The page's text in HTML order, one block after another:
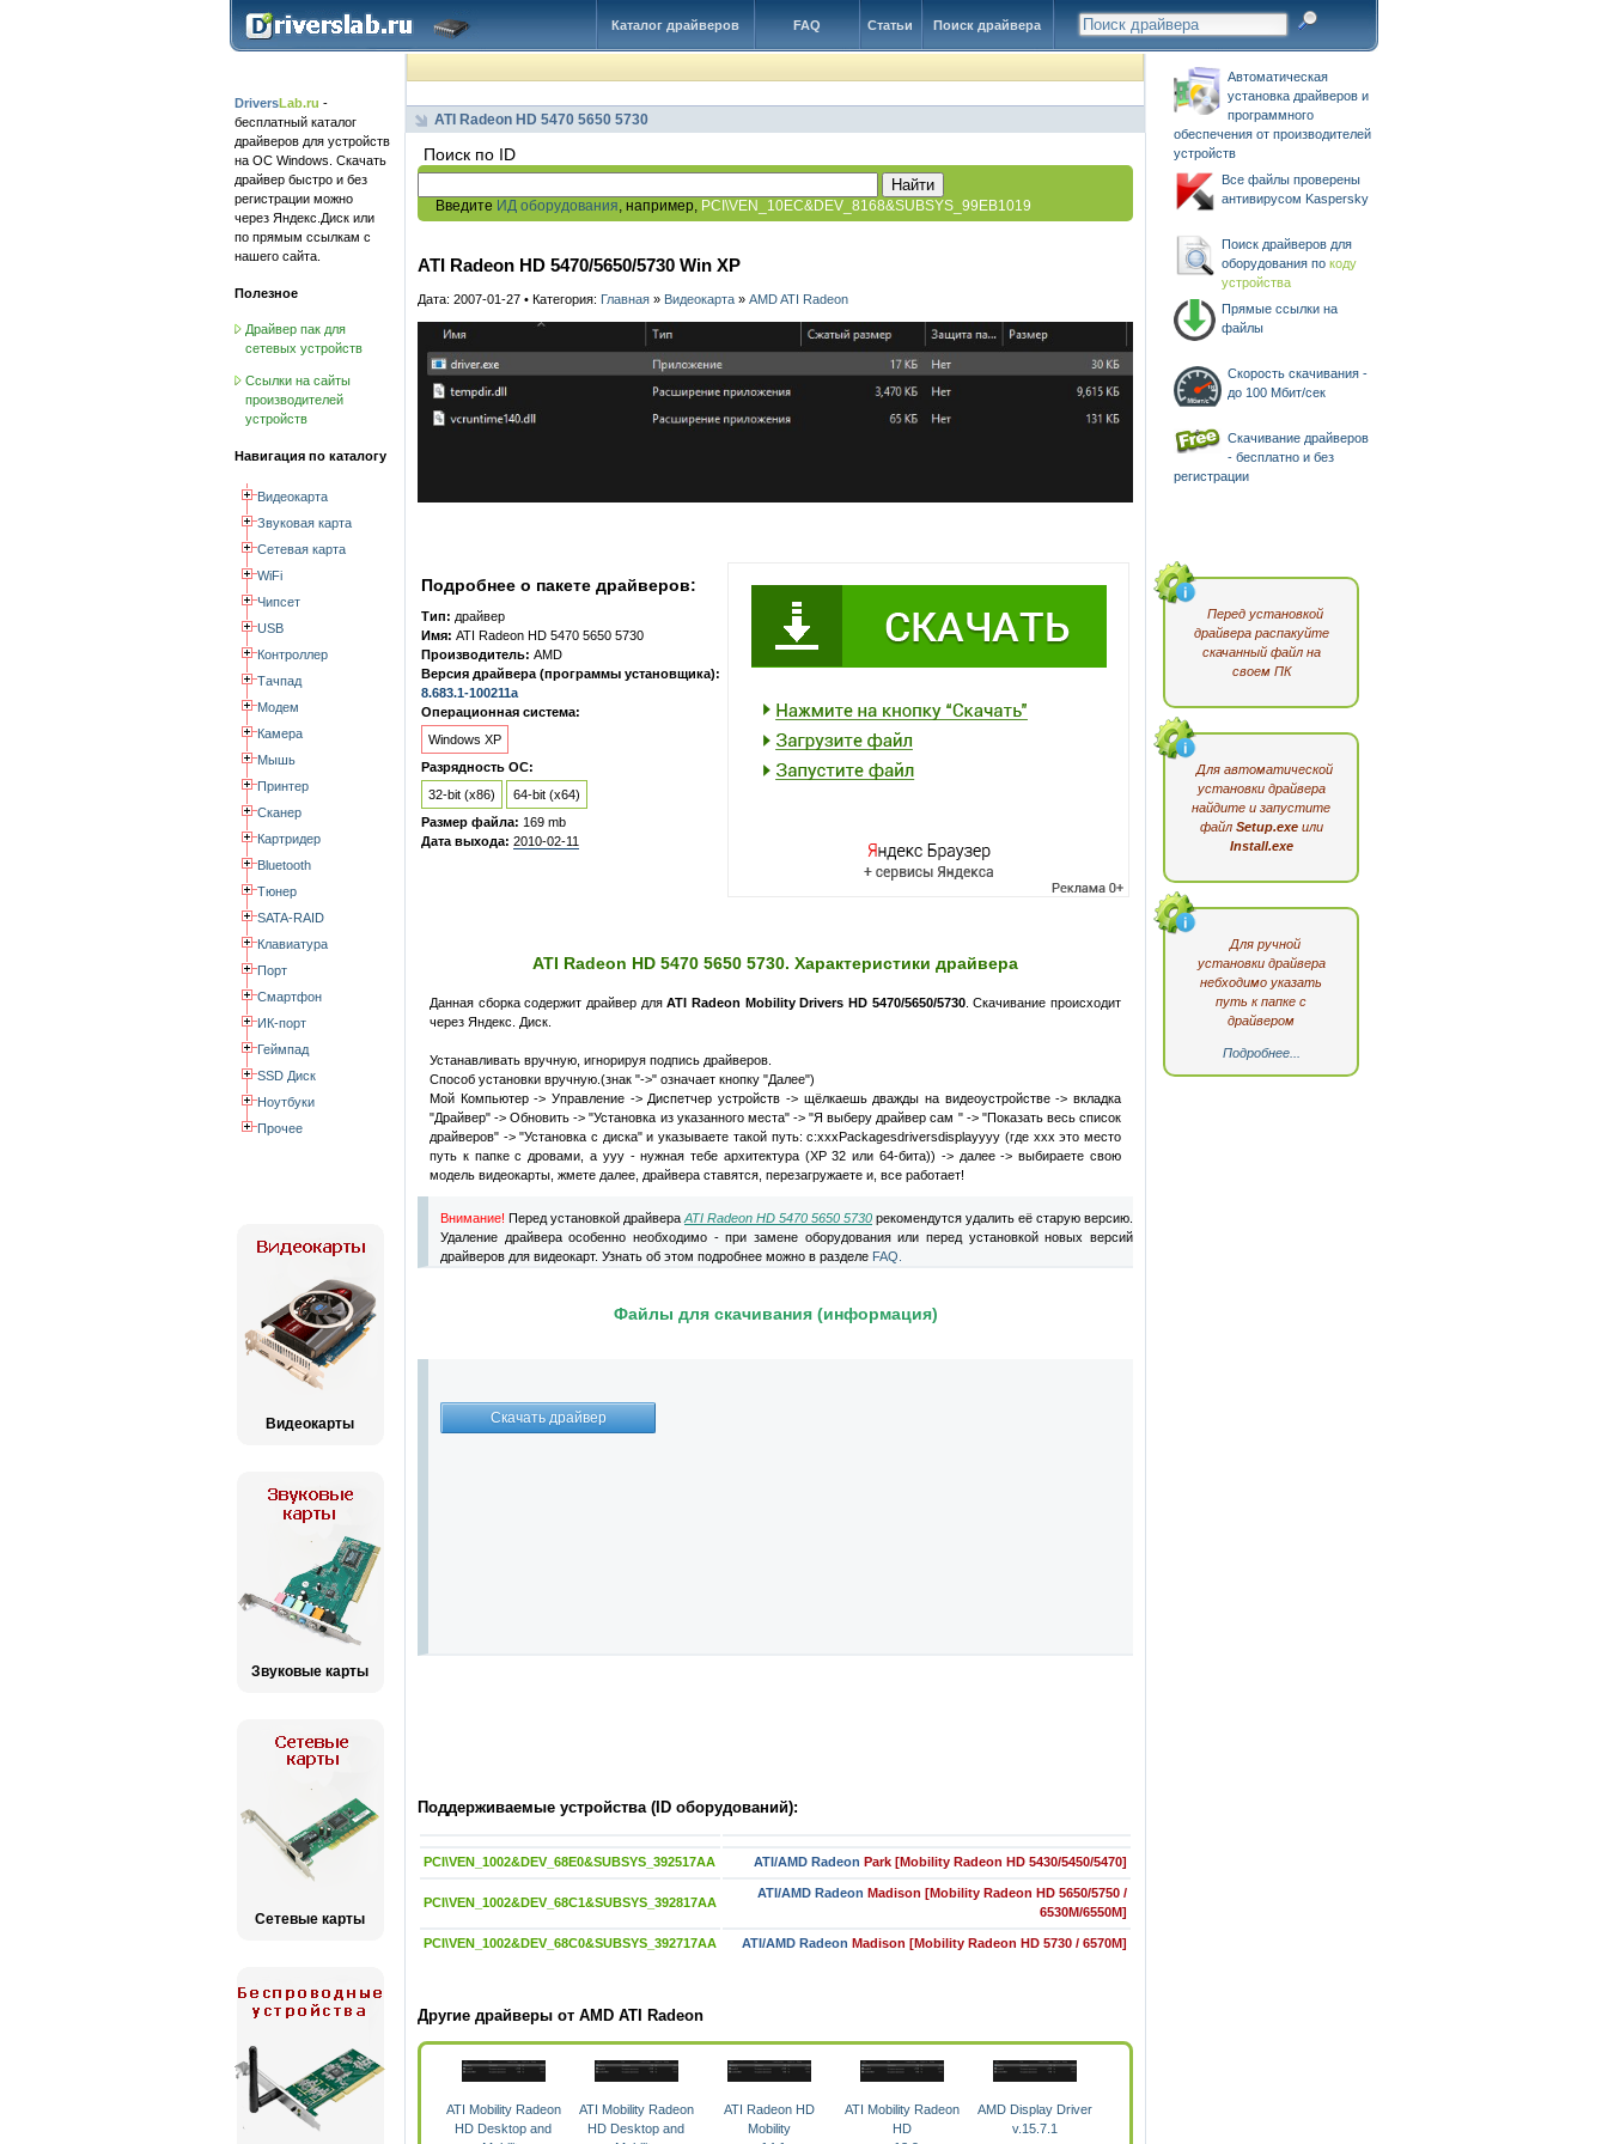
Поиск драйвера
Статьи
FAQ
Каталог драйверов
DriversLab.ru -
бесплатный каталог
драйверов для устройств
на ОС Windows. Скачать
драйвер быстро и без
регистрации можно
через Яндекс.Диск или
по прямым ссылкам с
нашего сайта.
Полезное
Драйвер пак для
сетевых устройств
Ссылки на сайты
производителей
устройств
Навигация по каталогу
Видеокарта
Звуковая карта
Сетевая карта
WiFi
Чипсет
USB
Контроллер
Тачпад
Модем
Камера
Мышь
Принтер
Сканер
Картридер
Bluetooth
Тюнер
SATA-RAID
Клавиатура
Порт
Смартфон
ИК-порт
Геймпад
SSD Диск
Ноутбуки
Прочее
Видеокарты
Звуковые карты
Сетевые карты
Автоматическая
установка драйверов и
программного
обеспечения от производителей
устройств
Все файлы проверены
антивирусом Kaspersky
Поиск драйверов для
оборудования по коду
устройства
Прямые ссылки на
файлы
Скорость скачивания -
до 100 Мбит/сек
Скачивание драйверов
- бесплатно и без
регистрации
Перед установкой
драйвера распакуйте
скачанный файл на
своем ПК
Для автоматической
установки драйвера
найдите и запустите
файл Setup.exeили
Install.exe
Для ручной
установки драйвера
небходимо указать
путь к папке с
драйвером
Подробнее...
ATI Radeon HD 5470 5650 5730
Поиск по ID
Введите ИД оборудования, например, PCI\VEN_10EC&DEV_8168&SUBSYS_99EB1019
ATI Radeon HD 5470/5650/5730 Win XP
Дата: 2007-01-27 • Категория: Главная » Видеокарта » AMD ATI Radeon
Подробнее о пакете драйверов:
Тип: драйвер
Имя: ATI Radeon HD 5470 5650 5730
Производитель: AMD
Версия драйвера (программы установщика):
8.683.1-100211a
Операционная система:
Windows XP
Разрядность ОС:
32-bit (x86)
64-bit (x64)
Размер файла: 169 mb
Дата выхода: 2010-02-11
ATI Radeon HD 5470 5650 5730. Характеристики драйвера
Данная сборка содержит драйвер дляATI Radeon Mobility Drivers HD 5470/5650/5730.Скачивание происходит
через Яндекс. Диск.
Устанавливать вручную, игнорируя подпись драйверов.
Способ установки вручную.(знак "->" означает кнопку "Далее")
Мой Компьютер -> Управление -> Диспетчер устройств -> щёлкаешь дважды на видеоустройстве -> вкладка
"Драйвер" -> Обновить -> "Установка из указанного места" -> "Я выберу драйвер сам " -> "Показать весь список
драйверов" -> "Установка с диска" и указываете такой путь: с:хххPackagesdriversdisplayyyy (где ххх это место
путь к папке с дровами, а ууу - нужная тебе архитектура (ХР 32 или 64-бита)) -> далее -> выбираете свою
модель видеокарты, жмете далее, драйвера ставятся, перезагружаете и, все работает!
Внимание! Перед установкой драйвера ATI Radeon HD 5470 5650 5730 рекомендутся удалить её старую версию.
Удаление драйвера особенно необходимо - при замене оборудования или перед установкой новых версий
драйверов для видеокарт. Узнать об этом подробнее можно в разделе FAQ.
Файлы для скачивания (информация)
Поддерживаемые устройства (ID оборудований):
PCI\VEN_1002&DEV_68E0&SUBSYS_392517AA ATI/AMD Radeon Park [Mobility Radeon HD 5430/5450/5470]
PCI\VEN_1002&DEV_68C1&SUBSYS_392817AA
ATI/AMD Radeon Madison [Mobility Radeon HD 5650/5750 /
6530M/6550M]
PCI\VEN_1002&DEV_68C0&SUBSYS_392717AA ATI/AMD Radeon Madison [Mobility Radeon HD 5730 / 6570M]
Другие драйверы от AMD ATI Radeon
ATI Mobility Radeon
HD Desktop and
ATI Mobility Radeon
HD Desktop and
ATI Radeon HD
Mobility
ATI Mobility Radeon
HD
AMD Display Driver
v.15.7.1